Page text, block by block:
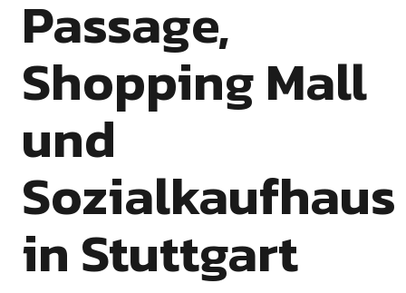
Passage,
Shopping Mall
und
Sozialkaufhaus
in Stuttgart